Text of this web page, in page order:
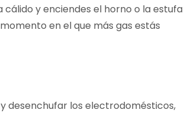
cálido y enciendes el horno o la estufa
en el que más gas estás
desenchufar los electrodomésticos,